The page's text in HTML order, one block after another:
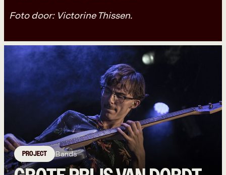
Foto door: Victorine Thissen.
PROJECT Bands